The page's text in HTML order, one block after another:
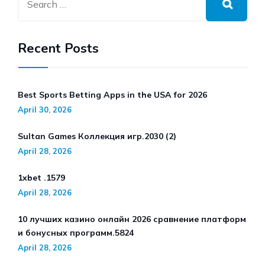
Recent Posts
Best Sports Betting Apps in the USA for 2026
April 30, 2026
Sultan Games Коллекция игр.2030 (2)
April 28, 2026
1xbet .1579
April 28, 2026
10 лучших казино онлайн 2026 сравнение платформ
и бонусных программ.5824
April 28, 2026